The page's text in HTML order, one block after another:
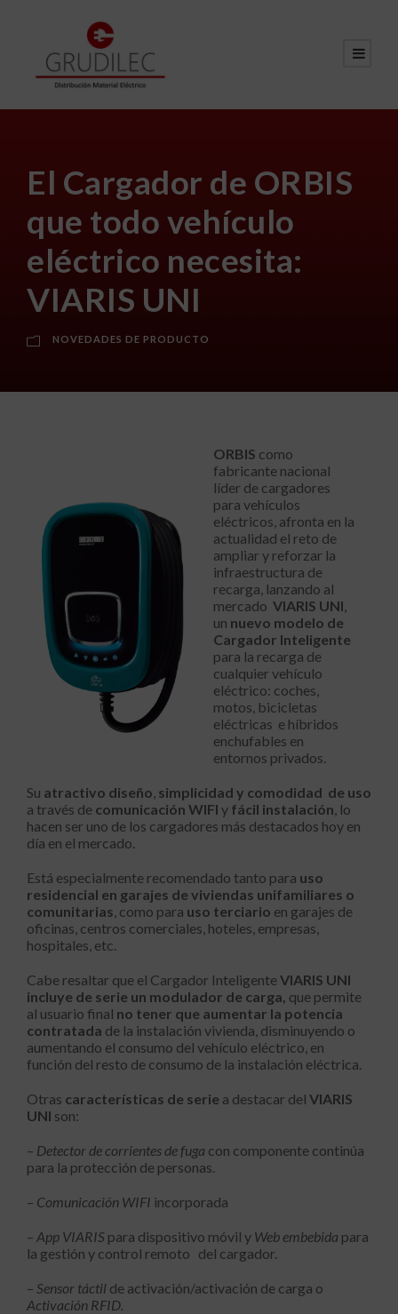
El Cargador de ORBIS
que todo vehículo
eléctrico necesita:
VIARIS UNI
NOVEDADES DE PRODUCTO
ORBIS como
fabricante nacional
líder de cargadores
para vehículos
eléctricos, afronta en la
actualidad el reto de
ampliar y reforzar la
infraestructura de
recarga, lanzando al
mercado VIARIS UNI,
un nuevo modelo de
Cargador Inteligente
para la recarga de
cualquier vehículo
eléctrico: coches,
motos, bicicletas
eléctricas e híbridos
enchufables en
entornos privados.
Su atractivo diseño, simplicidad y comodidad de uso
a través de comunicación WIFI y fácil instalación, lo
hacen ser uno de los cargadores más destacados hoy en
día en el mercado.
Está especialmente recomendado tanto para uso
residencial en garajes de viviendas unifamiliares o
comunitarias, como para uso terciario en garajes de
oficinas, centros comerciales, hoteles, empresas,
hospitales, etc.
Cabe resaltar que el Cargador InteligenteVIARIS UNI
incluye de serie un modulador de carga, que permite
al usuario final no tener que aumentar la potencia
contratada de la instalación vivienda, disminuyendo o
aumentando el consumo del vehículo eléctrico, en
función del resto de consumo de la instalación eléctrica.
Otras características de serie a destacar del VIARIS
UNI son:
– Detector de corrientes de fuga con componente continúa
para la protección de personas.
– Comunicación WIFI incorporada
– App VIARIS para dispositivo móvil y Web embebida para
la gestión y control remoto del cargador.
– Sensor táctil de activación/activación de carga o
Activación RFID.